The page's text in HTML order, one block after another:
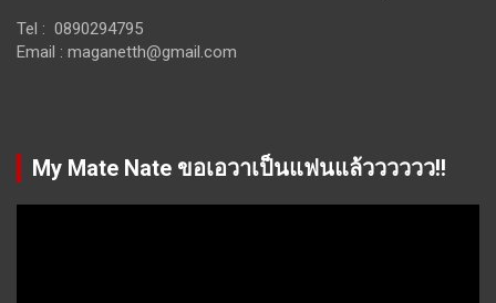
Tel : 0890294795
Email : maganetth@gmail.com
My Mate Nate ขอเอวาเป็นแฟนแล้วววววว!!